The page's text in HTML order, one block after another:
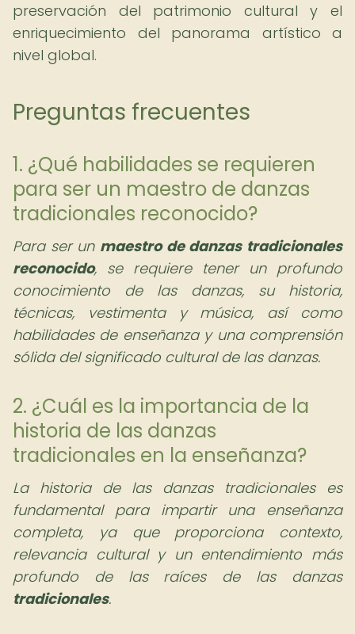
preservación del patrimonio cultural y el
enriquecimiento del panorama artístico a
nivel global.
Preguntas frecuentes
1. ¿Qué habilidades se requieren
para ser un maestro de danzas
tradicionales reconocido?
Para ser un maestro de danzas tradicionales
reconocido, se requiere tener un profundo
conocimiento de las danzas, su historia,
técnicas, vestimenta y música, así como
habilidades de enseñanza y una comprensión
sólida del significado cultural de las danzas.
2. ¿Cuál es la importancia de la
historia de las danzas
tradicionales en la enseñanza?
La historia de las danzas tradicionales es
fundamental para impartir una enseñanza
completa, ya que proporciona contexto,
relevancia cultural y un entendimiento más
profundo de las raíces de las danzas
tradicionales.